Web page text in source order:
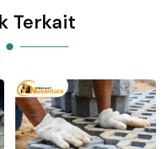
Terkait